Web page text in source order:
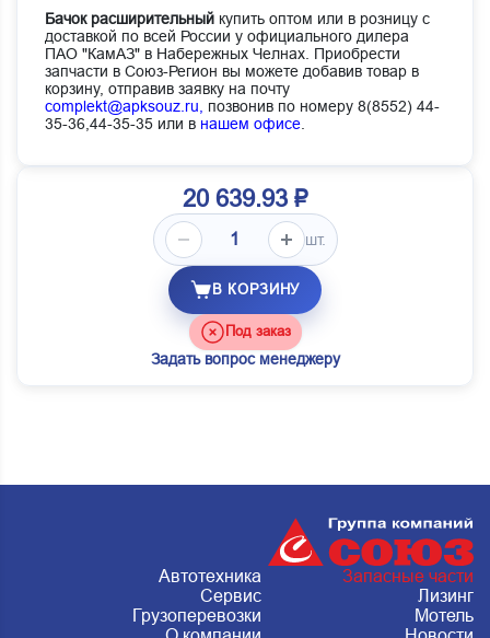
Бачок расширительный купить оптом или в розницу с
доставкой по всей России у официального дилера
ПАО "КамАЗ" в Набережных Челнах. Приобрести
запчасти в Союз-Регион вы можете добавив товар в
корзину, отправив заявку на почту
complekt@apksouz.ru,
позвонив по номеру 8(8552) 44-
35-36,44-35-35 или в нашем офисе
20 639.93 ₽
шт.
В КОРЗИНУ
Под заказ
Задать вопрос менеджеру
Автотехника
Запасные части
Сервис
Лизинг
Грузоперевозки
Мотель